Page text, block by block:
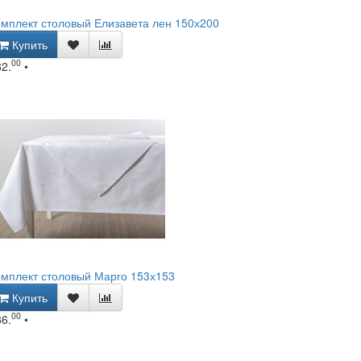
столовый Елизавета лен 150х200
Купить
00 •
столовый Марго 153х153
Купить
00 •